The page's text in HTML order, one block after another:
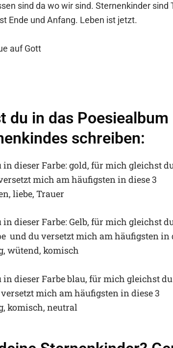
sind da wo wir sind. Sternenkinder sind
Ende und Anfang. Leben ist jetzt.
auf Gott
du in das Poesiealbum
schreiben:
dieser Farbe: gold, für mich gleichst
mich am häufigsten in diese 3
liebe, Trauer
dieser Farbe: Gelb, für mich gleichst
und du versetzt mich am häufigsten in
wütend, komisch
dieser Farbe blau, für mich gleichst
mich am häufigsten in diese 3
komisch, neutral